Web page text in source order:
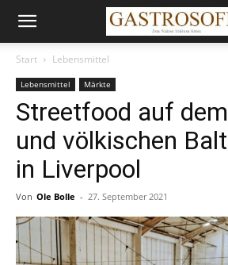
Start Lebensmittel
Lebensmittel Märkte
Streetfood auf
und völkischen
in Liverpool
Von Ole Bolle - 27. September 2021